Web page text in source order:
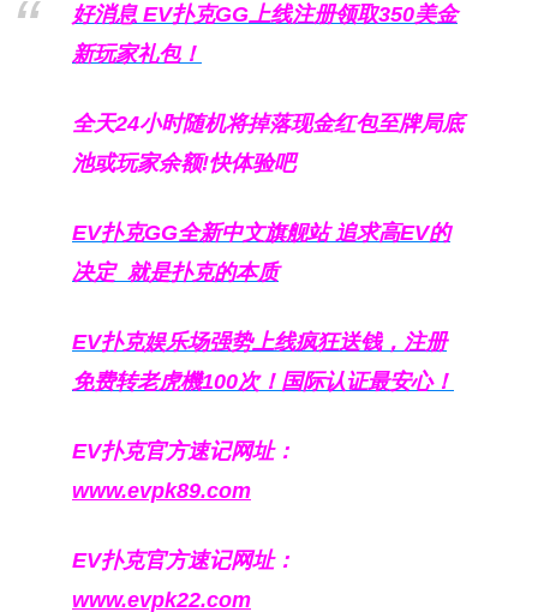
好消息 EV扑克GG上线注册领取350美金
新玩家礼包！
全天24小时随机将掉落现金红包至牌局底
池或玩家余额!快体验吧
EV扑克GG全新中文旗舰站追求高EV的
决定 就是扑克的本质
EV扑克娱乐场强势上线疯狂送钱，注册
免费转老虎機100次！国际认证最安心！
EV扑克官方速记网址：
www.evpk89.com
EV扑克官方速记网址：
www.evpk22.com